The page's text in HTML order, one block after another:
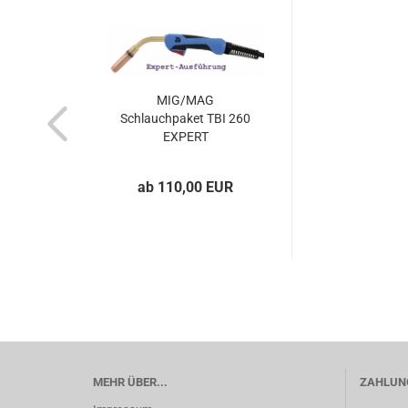
MIG/MAG
Schlauchpaket TBI 260
EXPERT
ab 110,00 EUR
MEHR ÜBER...